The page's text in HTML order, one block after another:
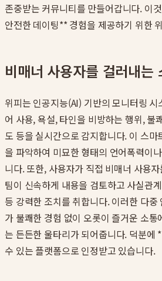
존중받는 커뮤니티를 만들어갑니다. 이
안전한 데이팅** 경험을 제공하기 위한
비매너 사용자를 걸러내는
위피는 인공지능(AI) 기반의 모니터링
어 사용, 욕설, 타인을 비방하는 행위, 불
도 등을 실시간으로 감지합니다. 이 스
을 파악하여 미묘한 형태의 언어폭력이
니다. 또한, 사용자가 직접 비매너 사용
팀이 신속하게 내용을 검토하고 사실관
등 강력한 조치를 취합니다. 이러한 다
가 불쾌한 경험 없이 오롯이 즐거운 소통
는 든든한 울타리가 되어줍니다. 덕분에
수 있는 플랫폼으로 인정받고 있습니다.